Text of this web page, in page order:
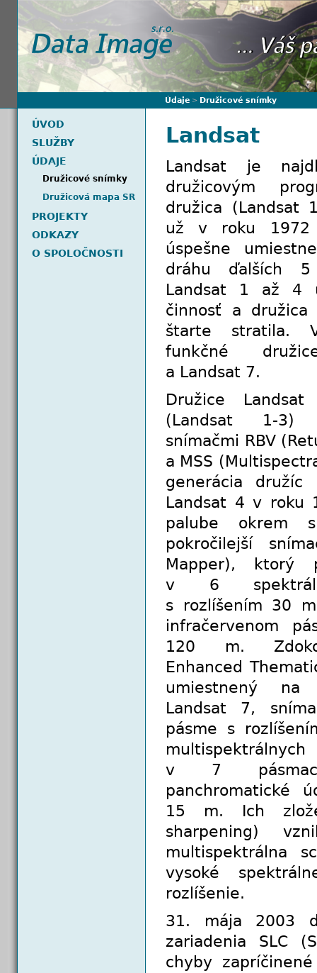
Údaje > Družicové snímky
ÚVOD
SLUŽBY
ÚDAJE
Družicové snímky
Družicová mapa SR
PROJEKTY
ODKAZY
O SPOLOČNOSTI
Landsat
Landsat je
družicovým
družica (Landsat
už v roku 1972
úspešne
dráhu ďalších
Landsat 1 až 4
činnosť a
štarte stratila.
funkčné
a Landsat 7.
Družice
(Landsat 1-3)
snímačmi RBV
a MSS
generácia družíc
Landsat 4 v roku
palube okrem
pokročilejší
Mapper), ktorý
v 6
s rozlíšením 30
infračervenom
120 m.
Enhanced
umiestnený na
Landsat 7,
pásme s
v 7
panchromatické
15 m. Ich
sharpening)
multispektrálna
vysoké
rozlíšenie.
31. mája 2003
zariadenia SLC
chyby